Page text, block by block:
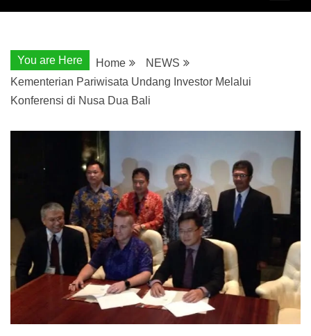
You are Here Home
NEWS
Kementerian Pariwisata Undang Investor Melalui
Konferensi di Nusa Dua Bali